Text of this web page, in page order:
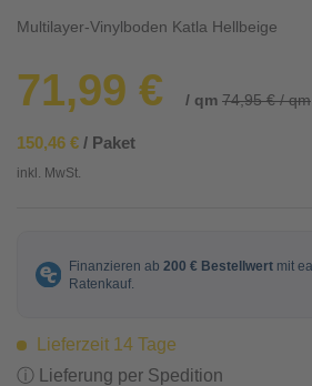
Multilayer-Vinylboden Katla Hellbeige
71,99 € / qm 74,95 € / qm
150,46 € / Paket
inkl. MwSt.
Lieferzeit 14 Tage
ⓘ Lieferung per Spedition